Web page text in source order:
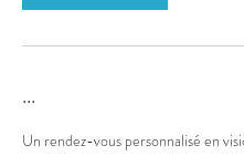
...
Un rendez-vous personnalisé en